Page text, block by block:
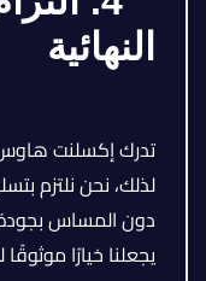
النهائية
تدرك إكسلنت
لذلك، نحن نلتزم
دون المساس بجودة
يجعلنا خيارًا